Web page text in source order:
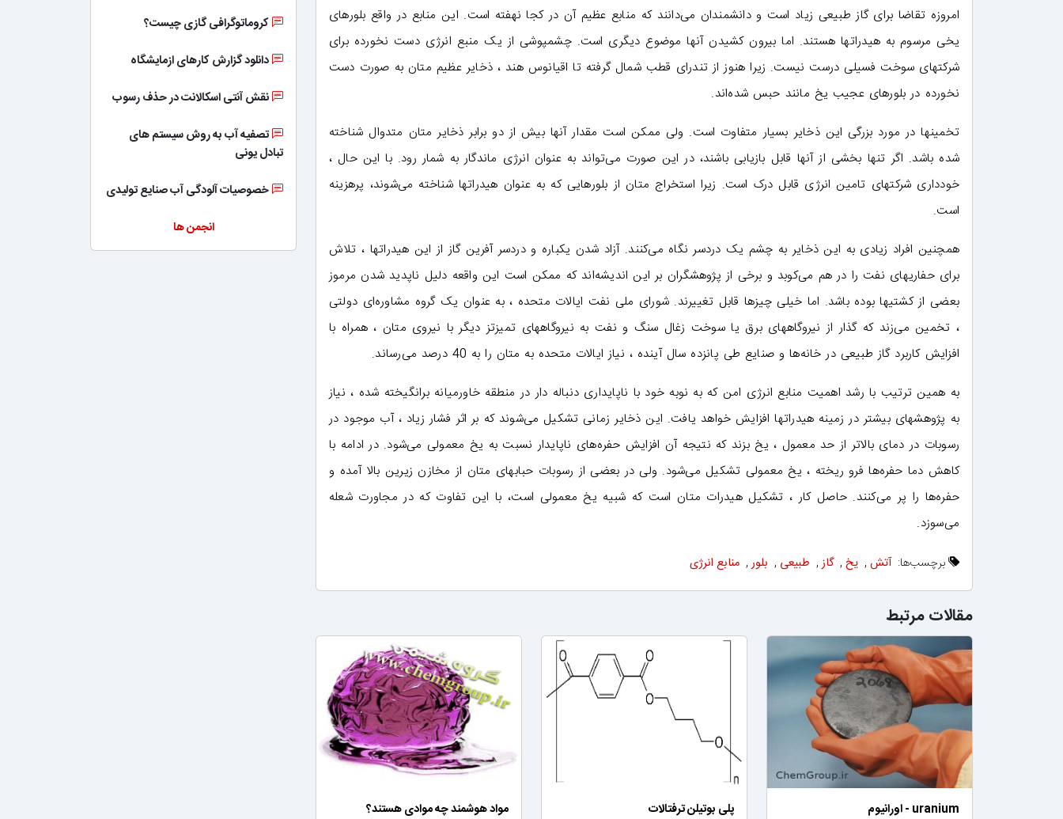
امروزه تقاضا برای گاز طبیعی زیاد است و دانشمندان می‌دانند که منابع عظیم آن در کجا نهفته است. این منابع در واقع بلورهای
یخی مرسوم به هیدراتها هستند. اما بیرون کشیدن آنها موضوع دیگری است. چشمپوشی از یک منبع انرژی دست نخورده برای
شرکتهای سوخت فسیلی درست نیست. زیرا هنوز از تندرای قطب شمال گرفته تا اقیانوس هند ، ذخایر عظیم متان به صورت دست
نخورده در بلورهای عجیب یخ مانند حبس شده‌اند.
تخمینها در مورد بزرگی این ذخایر بسیار متفاوت است. ولی ممکن است مقدار آنها بیش از دو برابر ذخایر متان متدوال شناخته
شده باشد. اگر تنها بخشی از آنها قابل بازیابی باشند، در این صورت می‌تواند به عنوان انرژی ماندگار به شمار رود. با این حال ،
خودداری شرکتهای تامین انرژی قابل درک است. زیرا استخراج متان از بلورهایی که به عنوان هیدراتها شناخته می‌شوند، پرهزینه
است.
همچنین افراد زیادی به این ذخایر به چشم یک دردسر نگاه می‌کنند. آزاد شدن یکباره و دردسر آفرین گاز از این هیدراتها ، تلاش
برای حفاریهای نفت را در هم می‌کوبد و برخی از پژوهشگران بر این اندیشه‌اند که ممکن است این واقعه دلیل ناپدید شدن مرموز
بعضی از کشتیها بوده باشد. اما خیلی چیزها قابل تغییرند. شورای ملی نفت ایالات متحده ، به عنوان یک گروه مشاوره‌ای دولتی
، تخمین می‌زند که گذار از نیروگاههای برق یا سوخت زغال سنگ و نفت به نیروگاههای تمیزتز دیگر با نیروی متان ، همراه با
افزایش کاربرد گاز طبیعی در خانه‌ها و صنایع طی پانزده سال آینده ، نیاز ایالات متحده به متان را به 40 درصد می‌رساند.
به همین ترتیب با رشد اهمیت منابع انرژی امن که به نوبه خود با ناپایداری دنباله دار در منطقه خاورمیانه برانگیخته شده ، نیاز
به پژوهشهای بیشتر در زمینه هیدراتها افزایش خواهد یافت. این ذخایر زمانی تشکیل می‌شوند که بر اثر فشار زیاد ، آب موجود در
رسوبات در دمای بالاتر از حد معمول ، یخ بزند که نتیجه آن افزایش حفره‌های ناپایدار نسبت به یخ معمولی می‌شود. در ادامه با
کاهش دما حفره‌ها فرو ریخته ، یخ معمولی تشکیل می‌شود. ولی در بعضی از رسوبات حبابهای متان از مخازن زیرین بالا آمده و
حفره‌ها را پر می‌کنند. حاصل کار ، تشکیل هیدرات متان است که شبیه یخ معمولی است، با این تفاوت که در مجاورت شعله
می‌سوزد.
برچسب‌ها: آتش , یخ , گاز , طبیعی , بلور , منابع انرژی
مقالات مرتبط
uranium - اورانیوم پلی بوتیلن ترفتالات مواد هوشمند چه موادی هستند؟
کروماتوگرافی گازی چیست؟
دانلود گزارش کارهای ازمایشگاه
نقش آنتی اسکالانت در حذف رسوب
تصفیه آب به روش سیستم های
تبادل یونی
خصوصیات آلودگی آب صنایع تولیدی
انجمن ها